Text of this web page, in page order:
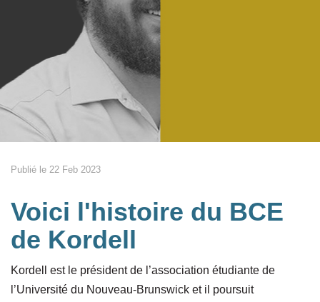
Publié le 22 Feb 2023
Voici l'histoire du BCE
de Kordell
Kordell est le président de l’association étudiante de
l’Université du Nouveau-Brunswick et il poursuit